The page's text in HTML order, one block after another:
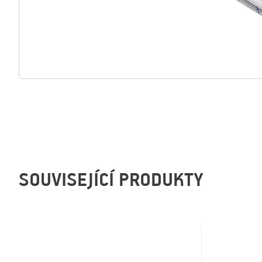
SOUVISEJÍCÍ PRODUKTY